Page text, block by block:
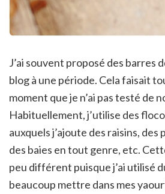
J’ai souvent proposé des barres
blog à une période. Cela faisait
moment que je n’ai pas testé de
Habituellement, j’utilise des
auxquels j’ajoute des raisins,
des baies en tout genre, etc.
peu différent puisque j’ai utilisé
beaucoup mettre dans mes